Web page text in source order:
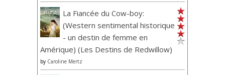
La Fiancée du Cow-boy:
(Western sentimental historique
- un destin de femme en
Amérique) (Les Destins de Redwillow)
by Caroline Mertz